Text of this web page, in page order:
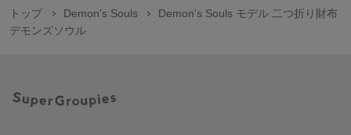
トップ Demon's Souls
Demon's Souls モデル 二つ折り財布
デモンズソウル